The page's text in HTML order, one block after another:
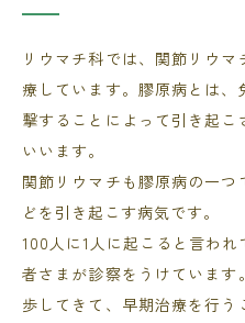
リウマチ科では、関節リウ
療しています。膠原病とは
撃することによって引き起
いいます。
関節リウマチも膠原病の一
どを引き起こす病気です。
100人に1人に起こると言わ
者さまが診察をうけていま
歩してきて、早期治療を行